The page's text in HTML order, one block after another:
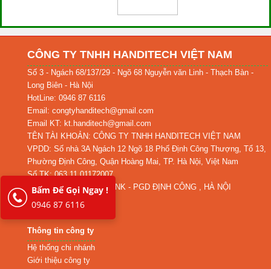
Bấm Để Gọi Ngay !
0946 87 6116
CÔNG TY TNHH HANDITECH VIỆT NAM
Số 3 - Ngách 68/137/29 - Ngõ 68 Nguyễn văn Linh - Thạch Bàn -
Long Biên - Hà Nội
HotLine: 0946 87 6116
Email: congtyhanditech@gmail.com
Email KT: kt.handitech@gmail.com
TÊN TÀI KHOẢN: CÔNG TY TNHH HANDITECH VIỆT NAM
VPDD: Số nhà 3A Ngách 12 Ngõ 18 Phố Định Công Thượng, Tổ 13,
Phường Định Công, Quận Hoàng Mai, TP. Hà Nội, Việt Nam
Số TK: 063.11.01172007
TẠI NGÂN HÀNG MBBANK - PGD ĐỊNH CÔNG , HÀ NỘI
Thông tin công ty
Hệ thống chi nhánh
Giới thiệu công ty